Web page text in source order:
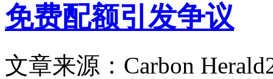
免费配额引发争议
文章来源：Carbon Herald